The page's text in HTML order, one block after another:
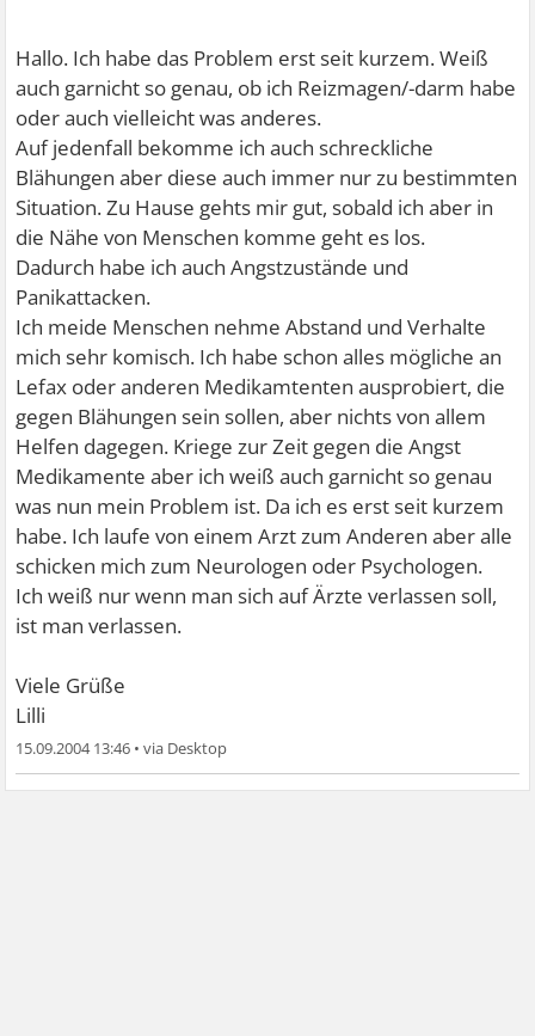
Hallo. Ich habe das Problem erst seit kurzem. Weiß
auch garnicht so genau, ob ich Reizmagen/-darm habe
oder auch vielleicht was anderes.
Auf jedenfall bekomme ich auch schreckliche
Blähungen aber diese auch immer nur zu bestimmten
Situation. Zu Hause gehts mir gut, sobald ich aber in
die Nähe von Menschen komme geht es los.
Dadurch habe ich auch Angstzustände und
Panikattacken.
Ich meide Menschen nehme Abstand und Verhalte
mich sehr komisch. Ich habe schon alles mögliche an
Lefax oder anderen Medikamtenten ausprobiert, die
gegen Blähungen sein sollen, aber nichts von allem
Helfen dagegen. Kriege zur Zeit gegen die Angst
Medikamente aber ich weiß auch garnicht so genau
was nun mein Problem ist. Da ich es erst seit kurzem
habe. Ich laufe von einem Arzt zum Anderen aber alle
schicken mich zum Neurologen oder Psychologen.
Ich weiß nur wenn man sich auf Ärzte verlassen soll,
ist man verlassen.
Viele Grüße
Lilli
15.09.2004 13:46 •